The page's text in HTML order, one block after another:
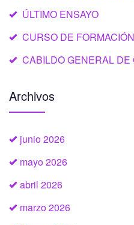
ÚLTIMO ENSAYO
CURSO DE FORMACIÓN
CABILDO GENERAL DE
Archivos
junio 2026
mayo 2026
abril 2026
marzo 2026